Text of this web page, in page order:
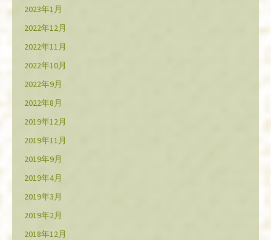
2023年1月
2022年12月
2022年11月
2022年10月
2022年9月
2022年8月
2019年12月
2019年11月
2019年9月
2019年4月
2019年3月
2019年2月
2018年12月